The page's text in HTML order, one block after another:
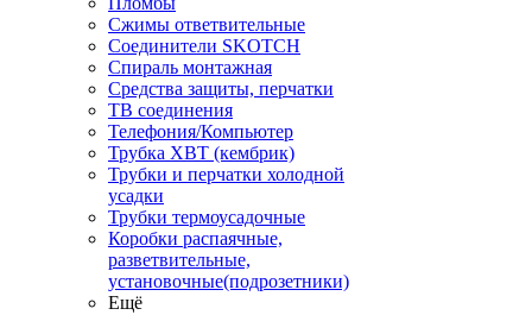
Сжимы ответвительные
Соединители SKOTCH
Спираль монтажная
Средства защиты, перчатки
ТВ соединения
Телефония/Компьютер
Трубка ХВТ (кембрик)
Трубки и перчатки холодной
усадки
Трубки термоусадочные
Коробки распаячные,
разветвительные,
установочные(подрозетники)
Ещё